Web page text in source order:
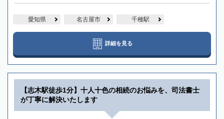
愛知県 名古屋市 千種駅
詳細を見る
【志木駅徒歩1分】十人十色の相続のお悩みを、司法書士
が丁寧に解決いたします